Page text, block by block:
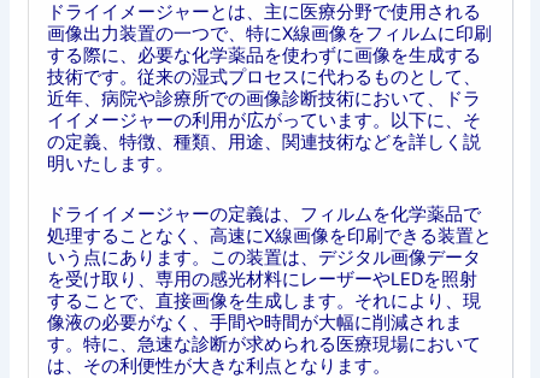
ドライイメージャーとは、主に医療分野で使用される
画像出力装置の一つで、特にX線画像をフィルムに印刷
する際に、必要な化学薬品を使わずに画像を生成する
技術です。従来の湿式プロセスに代わるものとして、
近年、病院や診療所での画像診断技術において、ドラ
イイメージャーの利用が広がっています。以下に、そ
の定義、特徴、種類、用途、関連技術などを詳しく説
明いたします。
ドライイメージャーの定義は、フィルムを化学薬品で
処理することなく、高速にX線画像を印刷できる装置と
いう点にあります。この装置は、デジタル画像データ
を受け取り、専用の感光材料にレーザーやLEDを照射
することで、直接画像を生成します。それにより、現
像液の必要がなく、手間や時間が大幅に削減されま
す。特に、急速な診断が求められる医療現場において
は、その利便性が大きな利点となります。